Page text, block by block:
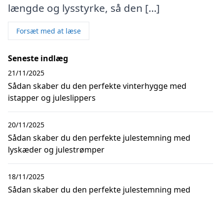
længde og lysstyrke, så den […]
Forsæt med at læse
Seneste indlæg
Sådan skaber du den perfekte vinterhygge med
istapper og juleslippers
21/11/2025
Sådan skaber du den perfekte julestemning med
lyskæder og julestrømper
20/11/2025
Sådan skaber du den perfekte julestemning med
18/11/2025